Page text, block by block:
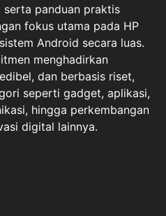
serta panduan praktis
fokus utama pada HP
Android secara luas.
menghadirkan
dan berbasis riset,
seperti gadget, aplikasi,
hingga perkembangan
digital lainnya.